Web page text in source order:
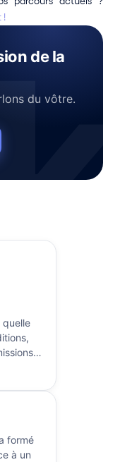
!
de la
du vôtre.
quelle
formé
à un